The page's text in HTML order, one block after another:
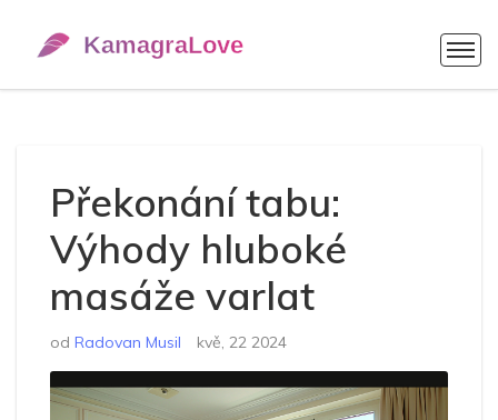
Překonání tabu:
Výhody hluboké
masáže varlat
od Radovan Musil kvě, 22 2024